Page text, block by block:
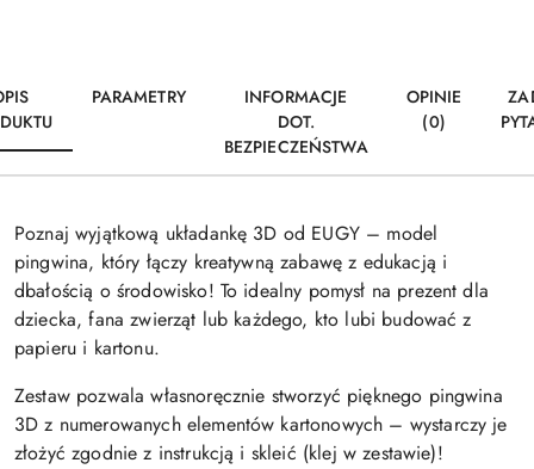
PARAMETRY
INFORMACJE
DOT.
BEZPIECZEŃSTWA
OPINIE
(0)
Poznaj wyjątkową układankę 3D od EUGY – model
pingwina, który łączy kreatywną zabawę z edukacją i
dbałością o środowisko! To idealny pomysł na prezent dla
dziecka, fana zwierząt lub każdego, kto lubi budować z
papieru i kartonu.
Zestaw pozwala własnoręcznie stworzyć pięknego pingwina
3D z numerowanych elementów kartonowych – wystarczy je
złożyć zgodnie z instrukcją i skleić (klej w zestawie)!